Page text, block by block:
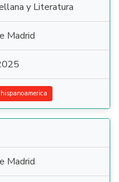
y Literatura
Madrid
hispanoamerica
Madrid